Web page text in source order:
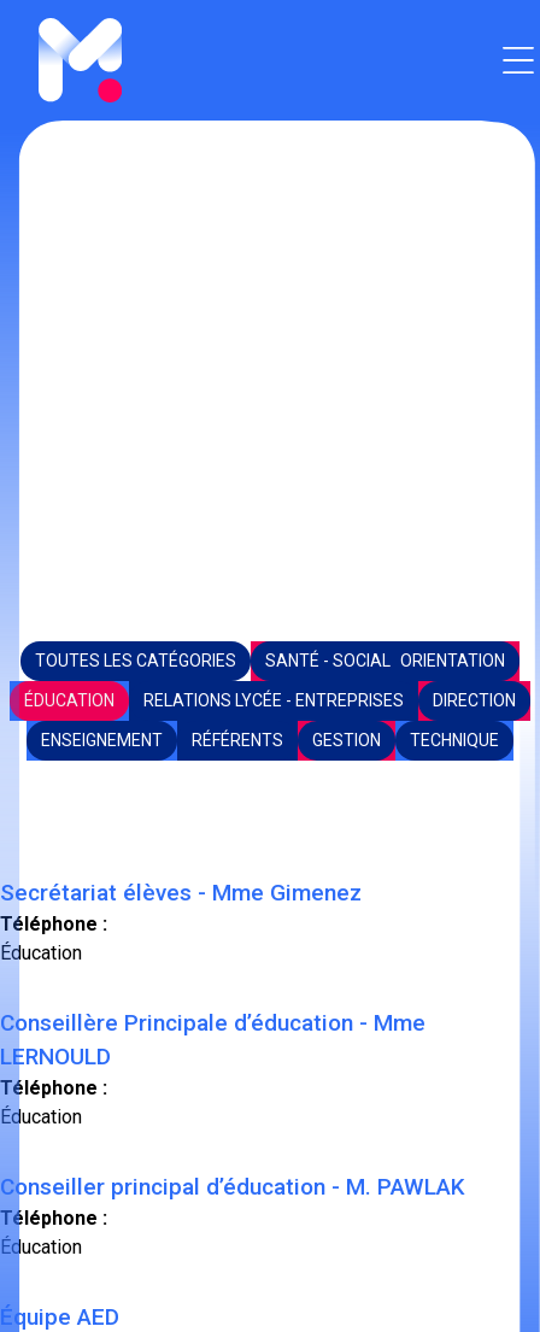
TOUTES LES CATÉGORIES SANTÉ - SOCIAL ORIENTATION
ÉDUCATION RELATIONS LYCÉE - ENTREPRISES DIRECTION
ENSEIGNEMENT RÉFÉRENTS GESTION TECHNIQUE
Secrétariat élèves - Mme Gimenez
Téléphone :
Éducation
Conseillère Principale d’éducation - Mme
LERNOULD
Téléphone :
Éducation
Conseiller principal d’éducation - M. PAWLAK
Téléphone :
Éducation
Équipe AED